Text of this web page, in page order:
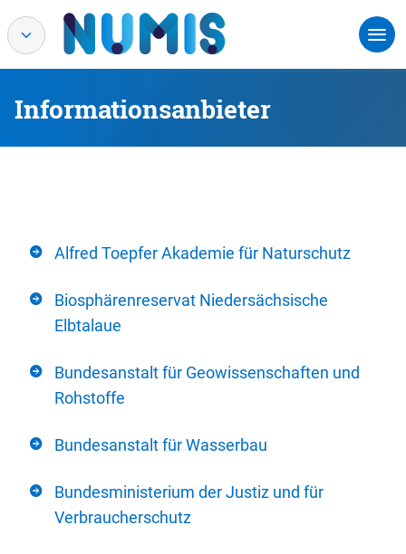
Informationsanbieter
Alfred Toepfer Akademie für Naturschutz
Biosphärenreservat Niedersächsische
Elbtalaue
Bundesanstalt für Geowissenschaften und
Rohstoffe
Bundesanstalt für Wasserbau
Bundesministerium der Justiz und für
Verbraucherschutz